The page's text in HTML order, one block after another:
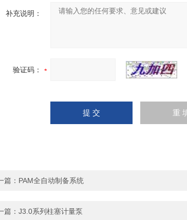
补充说明：
验证码：
篇： PAM全自动制备系统
篇： J3.0系列柱塞计量泵